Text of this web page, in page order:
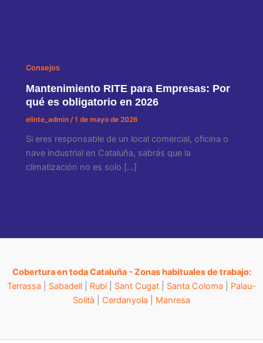
Consejos
Mantenimiento RITE para Empresas: Por
qué es obligatorio en 2026
elinte_admin /1 de mayo de 2026
Si eres responsable de un local comercial, oficina o
nave industrial en Cataluña, sabrás que la
climatización no es solo […]
Cobertura en toda Cataluña - Zonas habituales de trabajo:
Terrassa
Sabadell Rubí| Sant Cugat Santa Coloma
Palau-
Solità
Cerdanyola Manresa